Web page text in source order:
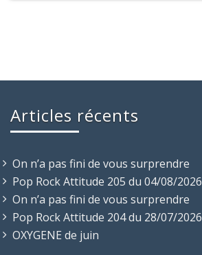
Articles récents
On n’a pas fini de vous surprendre
Pop Rock Attitude 205 du 04/08/2026
On n’a pas fini de vous surprendre
Pop Rock Attitude 204 du 28/07/2026
OXYGENE de juin